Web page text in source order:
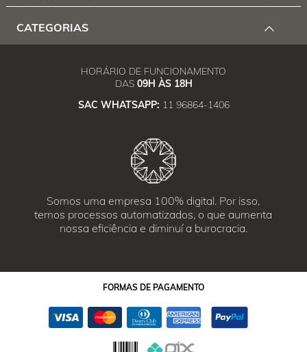
CATEGORIAS
HORÁRIO DE FUNCIONAMENTO
DAS 09H ÀS 18H
SAC WHATSAPP: 11 96864-1406
Somos uma empresa 100% digital. Por isso,
temos processos automatizados, o que aumenta
nossa eficiência e diminuí a burocracia.
FORMAS DE PAGAMENTO